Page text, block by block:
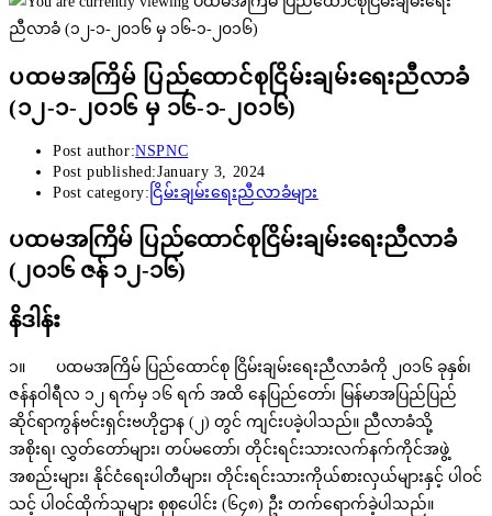
ပထမအကြိမ် ပြည်ထောင်စုငြိမ်းချမ်းရေးညီလာခံ
(၁၂-၁-၂၀၁၆ မှ ၁၆-၁-၂၀၁၆)
Post author:NSPNC
Post published:January 3, 2024
Post category: ငြိမ်းချမ်းရေးညီလာခံများ
ပထမအကြိမ် ပြည်ထောင်စုငြိမ်းချမ်းရေးညီလာခံ
(၂၀၁၆ ဇန် ၁၂-၁၆)
နိဒါန်း
၁။ ပထမအကြိမ် ပြည်ထောင်စု ငြိမ်းချမ်းရေးညီလာခံကို ၂၀၁၆ ခုနှစ်၊
ဇန်နဝါရီလ ၁၂ ရက်မှ ၁၆ ရက် အထိ နေပြည်တော်၊ မြန်မာအပြည်ပြည်
ဆိုင်ရာကွန်ဗင်းရှင်းဗဟိုဌာန (၂) တွင် ကျင်းပခဲ့ပါသည်။ ညီလာခံသို့
အစိုးရ၊ လွှတ်တော်များ၊ တပ်မတော်၊ တိုင်းရင်းသားလက်နက်ကိုင်အဖွဲ့
အစည်းများ၊ နိုင်ငံရေးပါတီများ၊ တိုင်းရင်းသားကိုယ်စားလှယ်များနှင့် ပါဝင်
သင့် ပါဝင်ထိုက်သူများ စုစုပေါင်း (၆၄၈) ဦး တက်ရောက်ခဲ့ပါသည်။